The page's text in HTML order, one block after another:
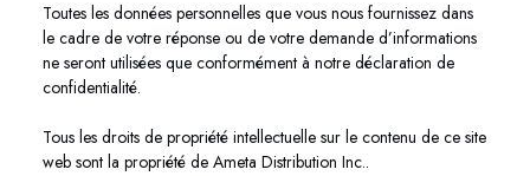
Toutes les données personnelles que vous nous fournissez dans
le cadre de votre réponse ou de votre demande d’informations
ne seront utilisées que conformément à notre déclaration de
confidentialité.
Tous les droits de propriété intellectuelle sur le contenu de ce site
web sont la propriété de Ameta Distribution Inc..